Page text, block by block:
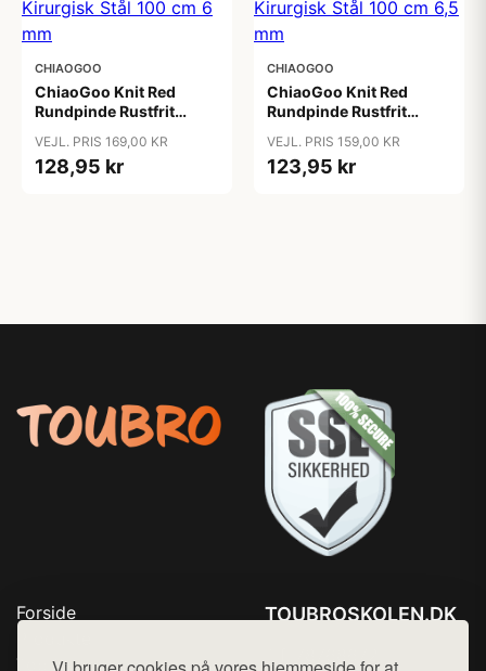
CHIAOGOO
ChiaoGoo Knit Red
Rundpinde Rustfrit
mm
VEJL. PRIS 169,00 KR
128,95 kr
CHIAOGOO
ChiaoGoo Knit Red
Rundpinde Rustfrit
6,5 mm
VEJL. PRIS 159,00 KR
123,95 kr
Forside
Top Rabatter
TOUBROSKOLEN.DK